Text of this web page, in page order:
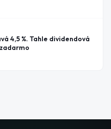
4,5 %. Tahle dividendová